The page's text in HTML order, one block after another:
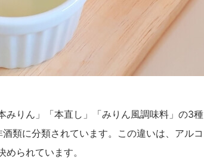
みりん」「本直し」「みりん風調味料」の3種
類に分類されています。この違いは、アルコ
られています。